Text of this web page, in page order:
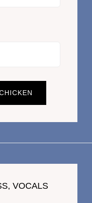
VOCALS